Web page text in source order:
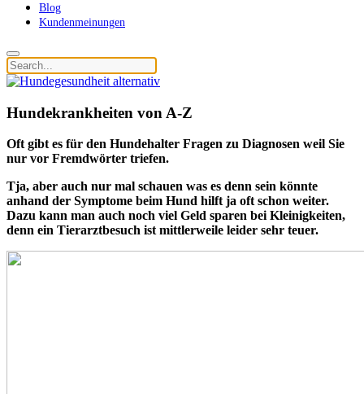
Blog
Kundenmeinungen
Hundekrankheiten von A-Z
Oft gibt es für den Hundehalter Fragen zu Diagnosen weil Sie
nur vor Fremdwörter triefen.
Tja, aber auch nur mal schauen was es denn sein könnte
anhand der Symptome beim Hund hilft ja oft schon weiter.
Dazu kann man auch noch viel Geld sparen bei Kleinigkeiten,
denn ein Tierarztbesuch ist mittlerweile leider sehr teuer.